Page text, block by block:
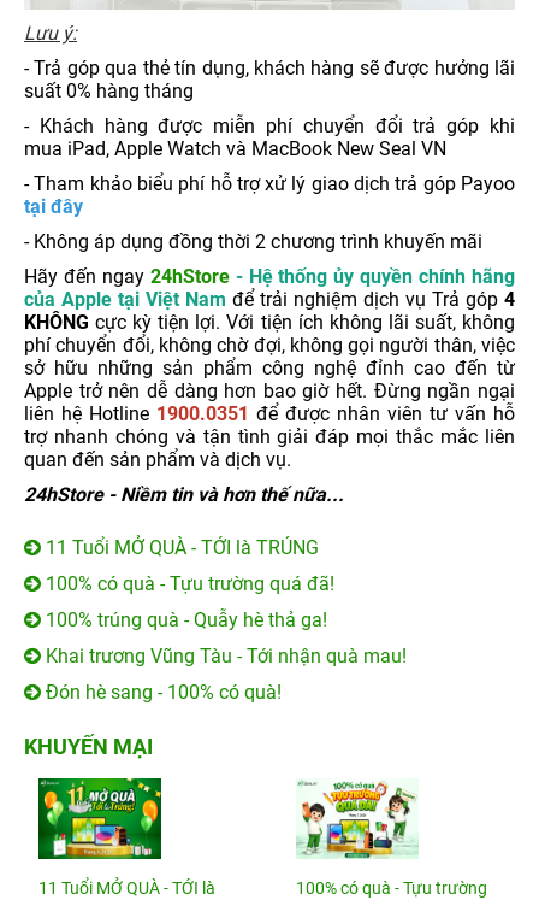
Lưu ý:
- Trả góp qua thẻ tín dụng, khách hàng sẽ được hưởng lãi
suất 0% hàng tháng
- Khách hàng được miễn phí chuyển đổi trả góp khi
mua iPad, Apple Watch và MacBook New Seal VN
- Tham khảo biểu phí hỗ trợ xử lý giao dịch trả góp Payoo
tại đây
- Không áp dụng đồng thời 2 chương trình khuyến mãi
Hãy đến ngay 24hStore- Hệ thống ủy quyền chính hãng
của Apple tại Việt Nam để trải nghiệm dịch vụ Trả góp 4
KHÔNG cực kỳ tiện lợi. Với tiện ích không lãi suất, không
phí chuyển đổi, không chờ đợi, không gọi người thân, việc
sở hữu những sản phẩm công nghệ đỉnh cao đến từ
Apple trở nên dễ dàng hơn bao giờ hết. Đừng ngần ngại
liên hệ Hotline 1900.0351 để được nhân viên tư vấn hỗ
trợ nhanh chóng và tận tình giải đáp mọi thắc mắc liên
quan đến sản phẩm và dịch vụ.
24hStore - Niềm tin và hơn thế nữa...
11 Tuổi MỞ QUÀ - TỚI là TRÚNG
100% có quà - Tựu trường quá đã!
100% trúng quà - Quẫy hè thả ga!
Khai trương Vũng Tàu - Tới nhận quà mau!
Đón hè sang - 100% có quà!
KHUYẾN MẠI
11 Tuổi MỞ QUÀ - TỚI là
100% có quà - Tựu trường